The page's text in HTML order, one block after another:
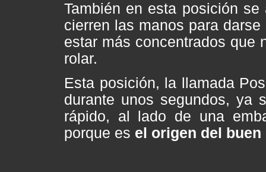
También en esta posición
cierren las manos para
estar más concentrados que
rolar.
Esta posición, la llamada
durante unos segundos, ya
rápido, al lado de una
porque es el origen del